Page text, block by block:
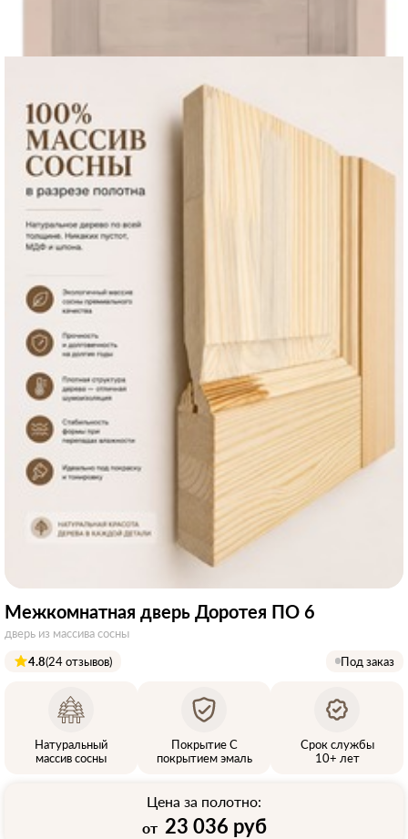
Межкомнатная дверь Доротея ПО 6
дверь из массива сосны
4.8(24 отзывов) Под заказ
Натуральный
массив сосны
Покрытие С
покрытием эмаль
Срок службы
10+ лет
Цена за полотно:
от 23 036 руб